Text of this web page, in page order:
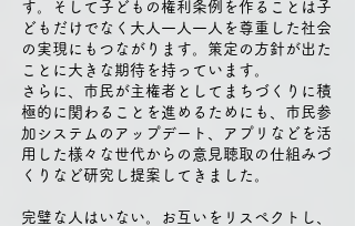
す。そして子どもの権利条例を作ることは子
どもだけでなく大人一人一人を尊重した社会
の実現にもつながります。策定の方針が出た
ことに大きな期待を持っています。
さらに、市民が主権者としてまちづくりに積
極的に関わることを進めるためにも、市民参
加システムのアップデート、アプリなどを活
用した様々な世代からの意見聴取の仕組みづ
くりなど研究し提案してきました。
完璧な人はいない。お互いをリスペクトし、